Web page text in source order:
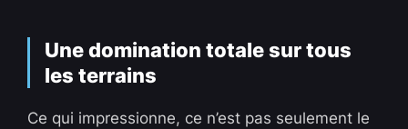
Une domination totale sur tous
les terrains
Ce qui impressionne, ce n’est pas seulement le